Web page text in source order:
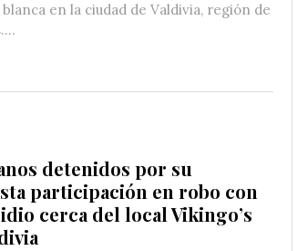
en la ciudad de Valdivia, región de
detenidos por su
participación en robo con
cerca del local Vikingo’s